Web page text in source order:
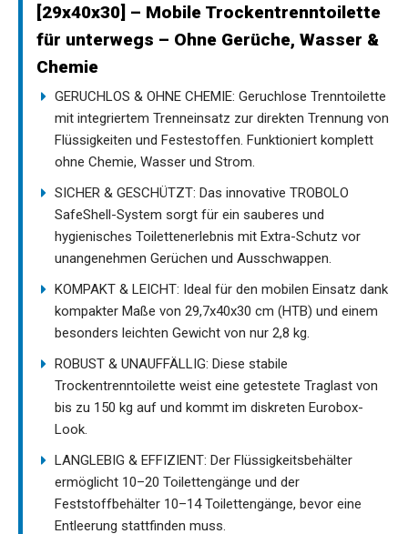
[29x40x30] – Mobile Trockentrenntoilette
für unterwegs – Ohne Gerüche, Wasser &
Chemie
GERUCHLOS & OHNE CHEMIE: Geruchlose Trenntoilette
mit integriertem Trenneinsatz zur direkten Trennung von
Flüssigkeiten und Festestoffen. Funktioniert komplett
ohne Chemie, Wasser und Strom.
SICHER & GESCHÜTZT: Das innovative TROBOLO
SafeShell-System sorgt für ein sauberes und
hygienisches Toilettenerlebnis mit Extra-Schutz vor
unangenehmen Gerüchen und Ausschwappen.
KOMPAKT & LEICHT: Ideal für den mobilen Einsatz dank
kompakter Maße von 29,7x40x30 cm (HTB) und einem
besonders leichten Gewicht von nur 2,8 kg.
ROBUST & UNAUFFÄLLIG: Diese stabile
Trockentrenntoilette weist eine getestete Traglast von
bis zu 150 kg auf und kommt im diskreten Eurobox-
Look.
LANGLEBIG & EFFIZIENT: Der Flüssigkeitsbehälter
ermöglicht 10–20 Toilettengänge und der
Feststoffbehälter 10–14 Toilettengänge, bevor eine
Entleerung stattfinden muss.